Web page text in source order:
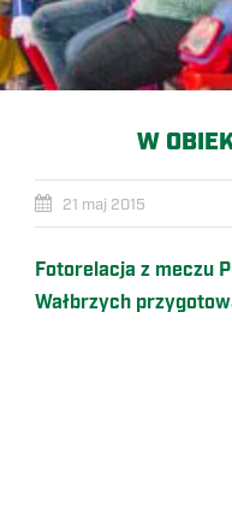
W
21 maj 2015
Fotorelacja z meczu
Wałbrzych